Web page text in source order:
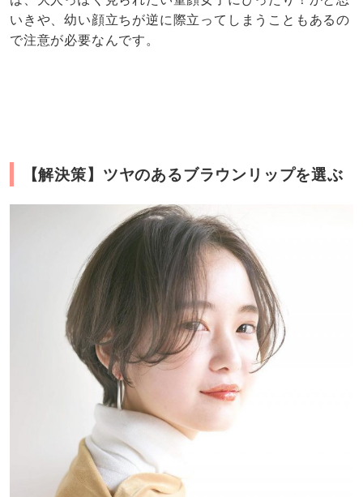
いきや、幼い顔立ちが逆に際立ってしまうこともあるの
で注意が必要なんです。
【解決策】ツヤのあるブラウンリップを選ぶ